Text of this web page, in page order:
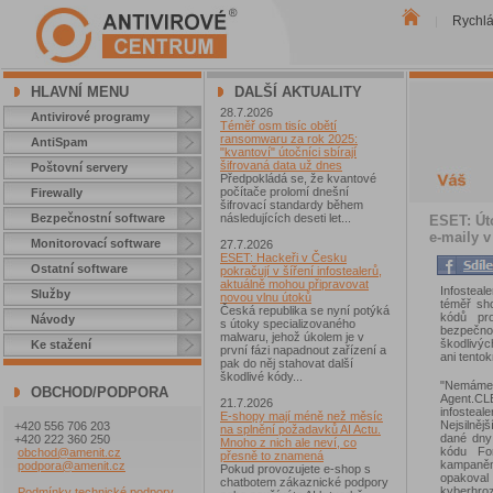
HLAVNÍ MENU
Antivirové programy
AntiSpam
Poštovní servery
Firewally
Bezpečnostní software
Monitorovací software
Ostatní software
Služby
Návody
Ke stažení
OBCHOD/PODPORA
+420 556 706 203
+420 222 360 250
obchod@amenit.cz
podpora@amenit.cz
DALŠÍ AKTUALITY
28.7.2026
Téměř osm tisíc obětí
ransomwaru za rok 2025:
"kvantoví" útočníci sbírají
šifrovaná data už dnes
Předpokládá se, že kvantové
počítače prolomí dnešní
šifrovací standardy během
následujících deseti let...
27.7.2026
ESET: Hackeři v Česku
pokračují v šíření infostealerů,
aktuálně mohou připravovat
novou vlnu útoků
Česká republika se nyní potýká
s útoky specializovaného
malwaru, jehož úkolem je v
první fázi napadnout zařízení a
pak do něj stahovat další
škodlivé kódy...
21.7.2026
E-shopy mají méně než měsíc
na splnění požadavků AI Actu.
Mnoho z nich ale neví, co
přesně to znamená
Pokud provozujete e-shop s
chatbotem zákaznické podpory
ESET:
e-maily
téměř
kódů
ani
dané
kódu